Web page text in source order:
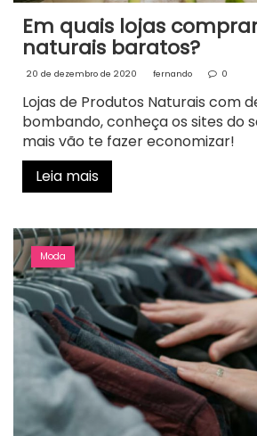
Em quais lojas
naturais baratos?
20 de dezembro de 2020 fernando 0
Lojas de Produtos Naturais com
bombando, conheça os sites do
mais vão te fazer economizar!
Leia mais
Moda